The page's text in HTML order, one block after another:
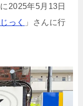
2025年5月13日
っく
」さんに行